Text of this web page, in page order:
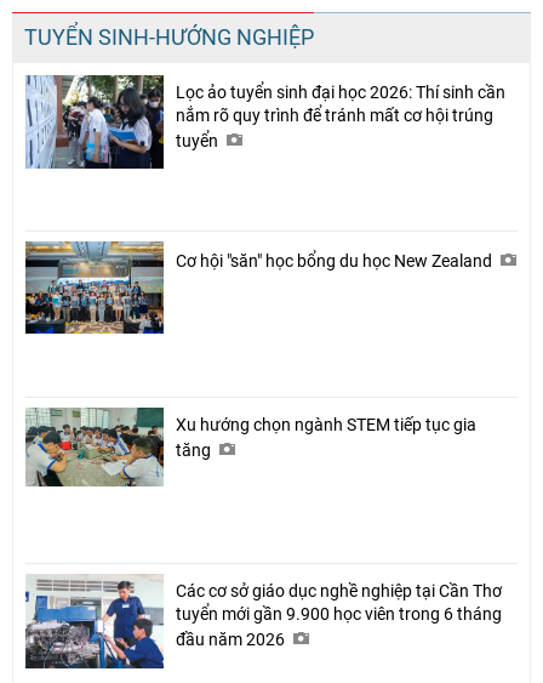
TUYỂN SINH-HƯỚNG NGHIỆP
Lọc ảo tuyển sinh đại học 2026: Thí sinh cần
nắm rõ quy trình để tránh mất cơ hội trúng
tuyển
Cơ hội "săn" học bổng du học New Zealand
Xu hướng chọn ngành STEM tiếp tục gia
tăng
Các cơ sở giáo dục nghề nghiệp tại Cần Thơ
tuyển mới gần 9.900 học viên trong 6 tháng
đầu năm 2026